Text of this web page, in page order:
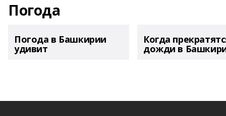
Погода
Погода в Башкирии
удивит
Когда
дожди в